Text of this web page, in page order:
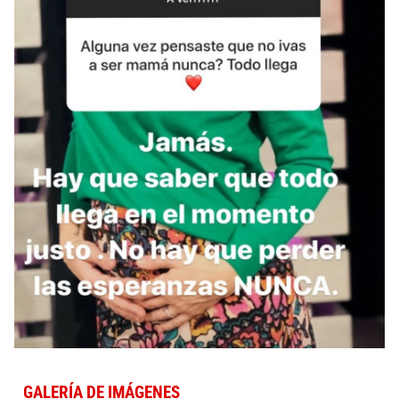
GALERÍA DE IMÁGENES